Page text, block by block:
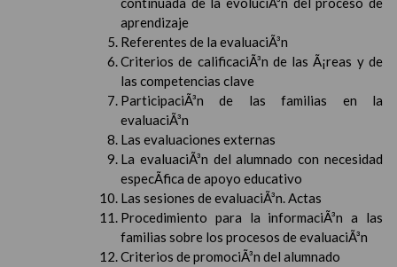
aprendizaje
Referentes de la evaluaciÃ³n
Criterios de calificaciÃ³n de las Ã¡reas y de
las competencias clave
ParticipaciÃ³n de las familias en la
evaluaciÃ³n
Las evaluaciones externas
La evaluaciÃ³n del alumnado con necesidad
especÃ­fica de apoyo educativo
Las sesiones de evaluaciÃ³n. Actas
Procedimiento para la informaciÃ³n a las
familias sobre los procesos de evaluaciÃ³n
Criterios de promociÃ³n del alumnado